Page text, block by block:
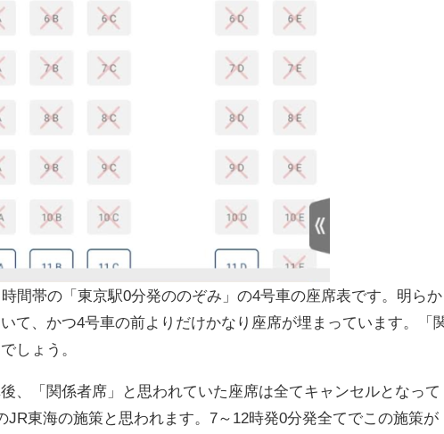
間帯の「東京駅0分発ののぞみ」の4号車の座席表です。明らか
て、かつ4号車の前よりだけかなり座席が埋まっています。「
しょう。
、「関係者席」と思われていた座席は全てキャンセルとなって
JR東海の施策と思われます。7～12時発0分発全てでこの施策が